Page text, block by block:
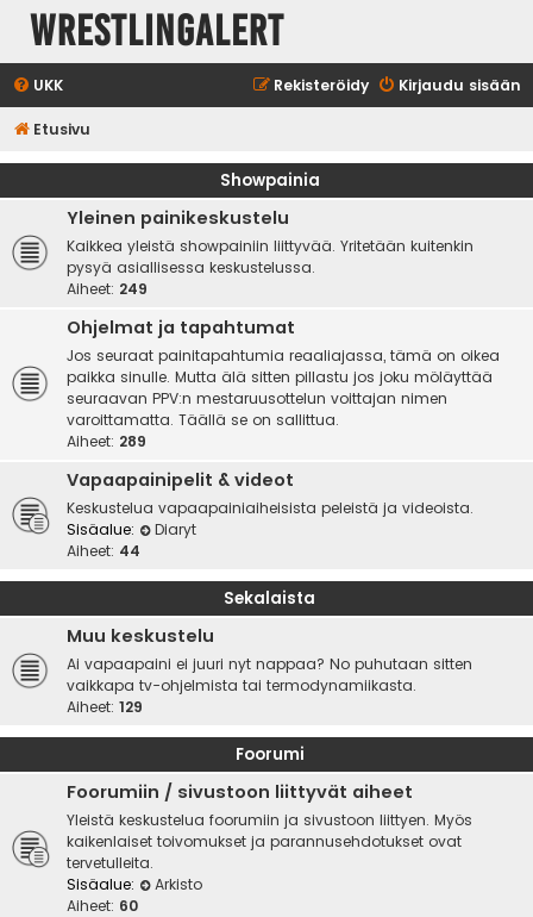
WrestlingAlert
UKK Kirjaudu sisään
Rekisteröidy
Etusivu
Showpainia
Yleinen painikeskustelu
Kaikkea yleistä showpainiin liittyvää. Yritetään kuitenkin
pysyä asiallisessa keskustelussa.
Aiheet: 249
Ohjelmat ja tapahtumat
Jos seuraat painitapahtumia reaaliajassa, tämä on oikea
paikka sinulle. Mutta älä sitten pillastu jos joku möläyttää
seuraavan PPV:n mestaruusottelun voittajan nimen
varoittamatta. Täällä se on sallittua.
Aiheet: 289
Vapaapainipelit & videot
Keskustelua vapaapainiaiheisista peleistä ja videoista.
Sisäalue:
Diaryt
Aiheet: 44
Sekalaista
Muu keskustelu
Ai vapaapaini ei juuri nyt nappaa? No puhutaan sitten
vaikkapa tv-ohjelmista tai termodynamiikasta.
Aiheet: 129
Foorumi
Foorumiin / sivustoon liittyvät aiheet
Yleistä keskustelua foorumiin ja sivustoon liittyen. Myös
kaikenlaiset toivomukset ja parannusehdotukset ovat
tervetulleita.
Sisäalue:
Arkisto
Aiheet: 60